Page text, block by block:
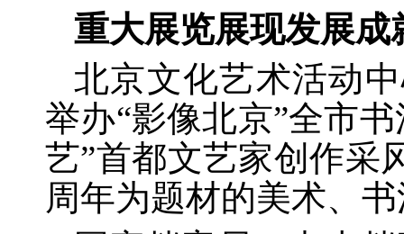
重大展览展现发展成
北京文化艺术活动
举办“影像北京”全市
艺”首都文艺家创作采
周年为题材的美术、